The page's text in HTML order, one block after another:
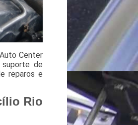
Center
de
reparos e
Rio